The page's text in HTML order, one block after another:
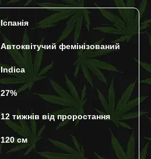
Іспанія
Автоквітучий фемінізований
Indica
27%
12 тижнів від проростання
120 см